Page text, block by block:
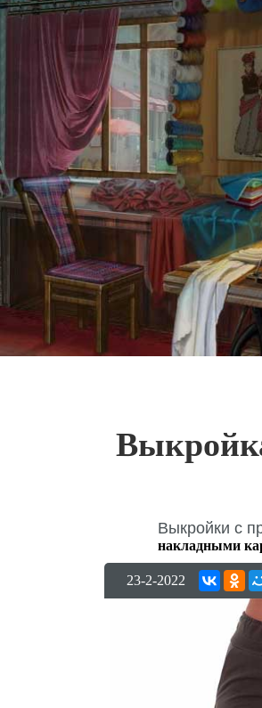
Выкройки с
накладными
23-2-2022